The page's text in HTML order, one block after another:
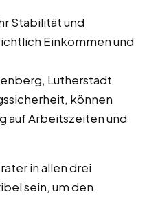
Stabilität und
Einkommen und
Lutherstadt
können
auf Arbeitszeiten und
in allen drei
sein, um den